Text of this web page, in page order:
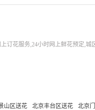
订花服务,24小时网上鲜花预定,
山区送花 北京丰台区送花 北京